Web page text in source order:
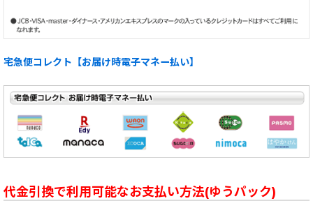
宅急便コレクト【お届け時電子マネー払い】
代金引換で利用可能なお支払い方法(ゆうパック)